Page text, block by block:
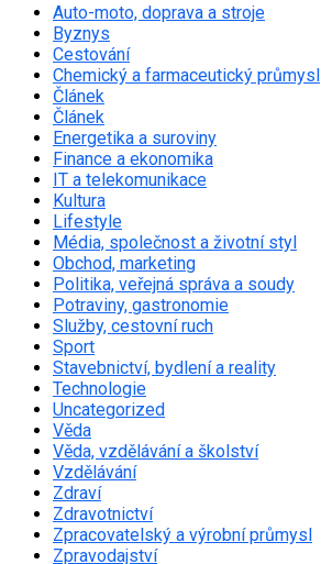
Auto-moto, doprava a stroje
Byznys
Cestování
Chemický a farmaceutický průmysl
Článek
Článek
Energetika a suroviny
Finance a ekonomika
IT a telekomunikace
Kultura
Lifestyle
Média, společnost a životní styl
Obchod, marketing
Politika, veřejná správa a soudy
Potraviny, gastronomie
Služby, cestovní ruch
Sport
Stavebnictví, bydlení a reality
Technologie
Uncategorized
Věda
Věda, vzdělávání a školství
Vzdělávání
Zdraví
Zdravotnictví
Zpracovatelský a výrobní průmysl
Zpravodajství